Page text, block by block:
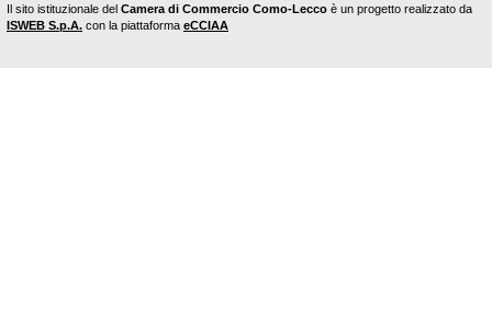
Il sito istituzionale del Camera di Commercio Como-Lecco è un progetto realizzato da
ISWEB S.p.A. con la piattaforma eCCIAA